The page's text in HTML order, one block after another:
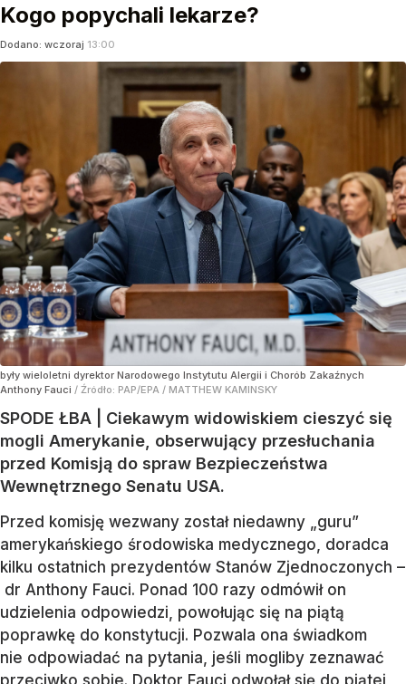
Kogo popychali lekarze?
Dodano: wczoraj 13:00
były wieloletni dyrektor Narodowego Instytutu Alergii i Chorób Zakaźnych
Anthony Fauci / Źródło: PAP/EPA / MATTHEW KAMINSKY
SPODE ŁBA | Ciekawym widowiskiem cieszyć się
mogli Amerykanie, obserwujący przesłuchania
przed Komisją do spraw Bezpieczeństwa
Wewnętrznego Senatu USA.
Przed komisję wezwany został niedawny „guru”
amerykańskiego środowiska medycznego, doradca
kilku ostatnich prezydentów Stanów Zjednoczonych –
dr Anthony Fauci. Ponad 100 razy odmówił on
udzielenia odpowiedzi, powołując się na piątą
poprawkę do konstytucji. Pozwala ona świadkom
nie odpowiadać na pytania, jeśli mogliby zeznawać
przeciwko sobie. Doktor Fauci odwołał się do piątej